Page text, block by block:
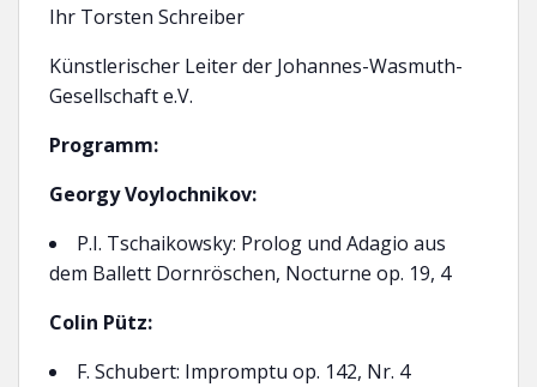
Ihr Torsten Schreiber
Künstlerischer Leiter der Johannes-Wasmuth-
Gesellschaft e.V.
Programm:
Georgy Voylochnikov:
P.I. Tschaikowsky: Prolog und Adagio aus
dem Ballett Dornröschen, Nocturne op. 19, 4
Colin Pütz:
F. Schubert: Impromptu op. 142, Nr. 4